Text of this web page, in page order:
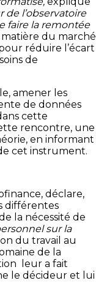
de l’observatoire
faire la remontée
du marché
réduire l’écart
de
amener les
de données
cette
rencontre, une
en informant
cet instrument.
déclare,
différentes
la nécessité de
sur la
du travail au
de la
leur a fait
le décideur et lui